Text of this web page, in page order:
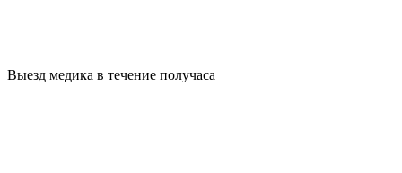
Выезд медика в течение получаса